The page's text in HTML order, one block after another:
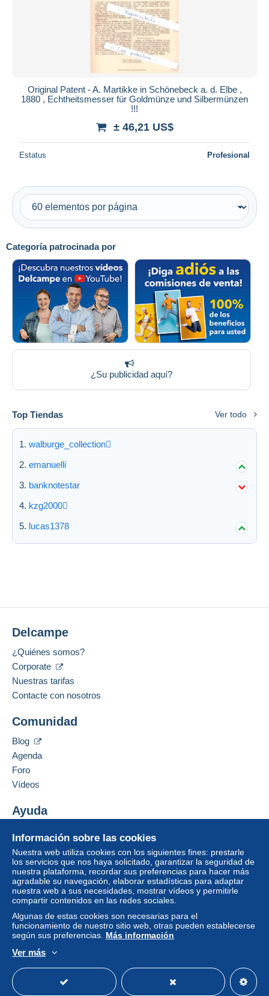
Categoría patrocinada por
¿Su publicidad aquí?
Top Tiendas Ver todo
walburge_collection
emanuelli
banknotestar
kzg2000
lucas1378
Original Patent - A. Martikke in Schönebeck a. d. Elbe ,
1880 , Echtheitsmesser für Goldmünze und Silbermünzen
!!!
± 46,21 US$
Estatus Profesional
Información sobre las cookies
Nuestra web utiliza cookies con los siguientes fines: prestarle
los servicios que nos haya solicitado, garantizar la seguridad de
nuestra plataforma, recordar sus preferencias para hacer más
agradable su navegación, elaborar estadísticas para adaptar
nuestra web a sus necesidades, mostrar vídeos y permitirle
compartir contenidos en las redes sociales.
Algunas de estas cookies son necesarias para el
funcionamiento de nuestro sitio web, otras pueden establecerse
según sus preferencias. Más información
Ver más
Delcampe
¿Quiénes somos?
Corporate
Nuestras tarifas
Contacte con nosotros
Comunidad
Blog
Agenda
Foro
Vídeos
Ayuda
Comprar en Delcampe
Vender en Delcampe
Una página securizada